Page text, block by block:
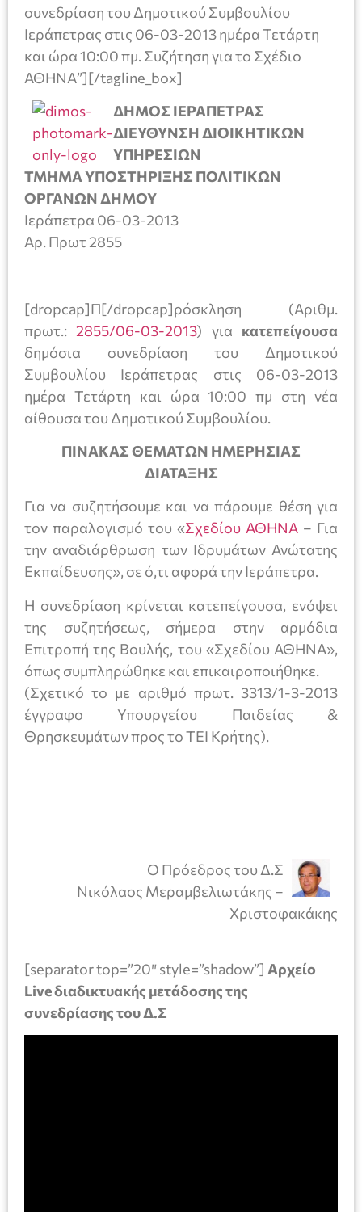
συνεδρίαση του Δημοτικού Συμβουλίου
Ιεράπετρας στις 06-03-2013 ημέρα Τετάρτη
και ώρα 10:00 πμ. Συζήτηση για το Σχέδιο
ΑΘΗΝΑ”][/tagline_box]
ΔΗΜΟΣ ΙΕΡΑΠΕΤΡΑΣ
ΔΙΕΥΘΥΝΣΗ ΔΙΟΙΚΗΤΙΚΩΝ
ΥΠΗΡΕΣΙΩΝ
ΤΜΗΜΑ ΥΠΟΣΤΗΡΙΞΗΣ ΠΟΛΙΤΙΚΩΝ
ΟΡΓΑΝΩΝ ΔΗΜΟΥ
Ιεράπετρα 06-03-2013
Αρ. Πρωτ 2855
[dropcap]Π[/dropcap]ρόσκληση (Αριθμ.
πρωτ.: 2855/06-03-2013) για κατεπείγουσα
δημόσια συνεδρίαση του Δημοτικού
Συμβουλίου Ιεράπετρας στις 06-03-2013
ημέρα Τετάρτη και ώρα 10:00 πμ στη νέα
αίθουσα του Δημοτικού Συμβουλίου.
ΠΙΝΑΚΑΣ ΘΕΜΑΤΩΝ ΗΜΕΡΗΣΙΑΣ
ΔΙΑΤΑΞΗΣ
Για να συζητήσουμε και να πάρουμε θέση για
τον παραλογισμό του «Σχεδίου ΑΘΗΝΑ – Για
την αναδιάρθρωση των Ιδρυμάτων Ανώτατης
Εκπαίδευσης», σε ό,τι αφορά την Ιεράπετρα.
Η συνεδρίαση κρίνεται κατεπείγουσα, ενόψει
της συζητήσεως, σήμερα στην αρμόδια
Επιτροπή της Βουλής, του «Σχεδίου ΑΘΗΝΑ»,
όπως συμπληρώθηκε και επικαιροποιήθηκε.
(Σχετικό το με αριθμό πρωτ. 3313/1-3-2013
έγγραφο Υπουργείου Παιδείας &
Θρησκευμάτων προς το ΤΕΙ Κρήτης).
Ο Πρόεδρος του Δ.Σ
Νικόλαος Μεραμβελιωτάκης –
Χριστοφακάκης
[separator top=”20″ style=”shadow”] Αρχείο
Live διαδικτυακής μετάδοσης της
συνεδρίασης του Δ.Σ